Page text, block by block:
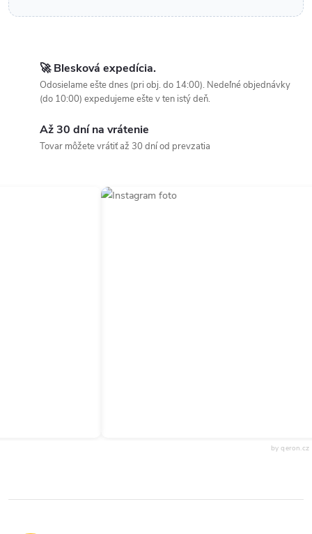
🚀 Blesková expedícia.
Odosielame ešte dnes (pri obj. do 14:00). Nedeľné objednávky
(do 10:00) expedujeme ešte v ten istý deň.
Až 30 dní na vrátenie
Tovar môžete vrátiť až 30 dní od prevzatia
by qeron.cz